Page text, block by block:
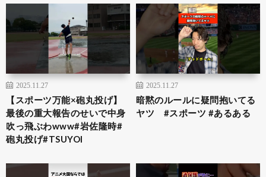
2025.11.27
【スポーツ万能×砲丸投げ】
最後の重大報告のせいで中身
吹っ飛ぶわwww#岩佐隆時#
砲丸投げ#TSUYOI
2025.11.27
暗黙のルールに疑問抱いてる
ヤツ #スポーツ #あるある